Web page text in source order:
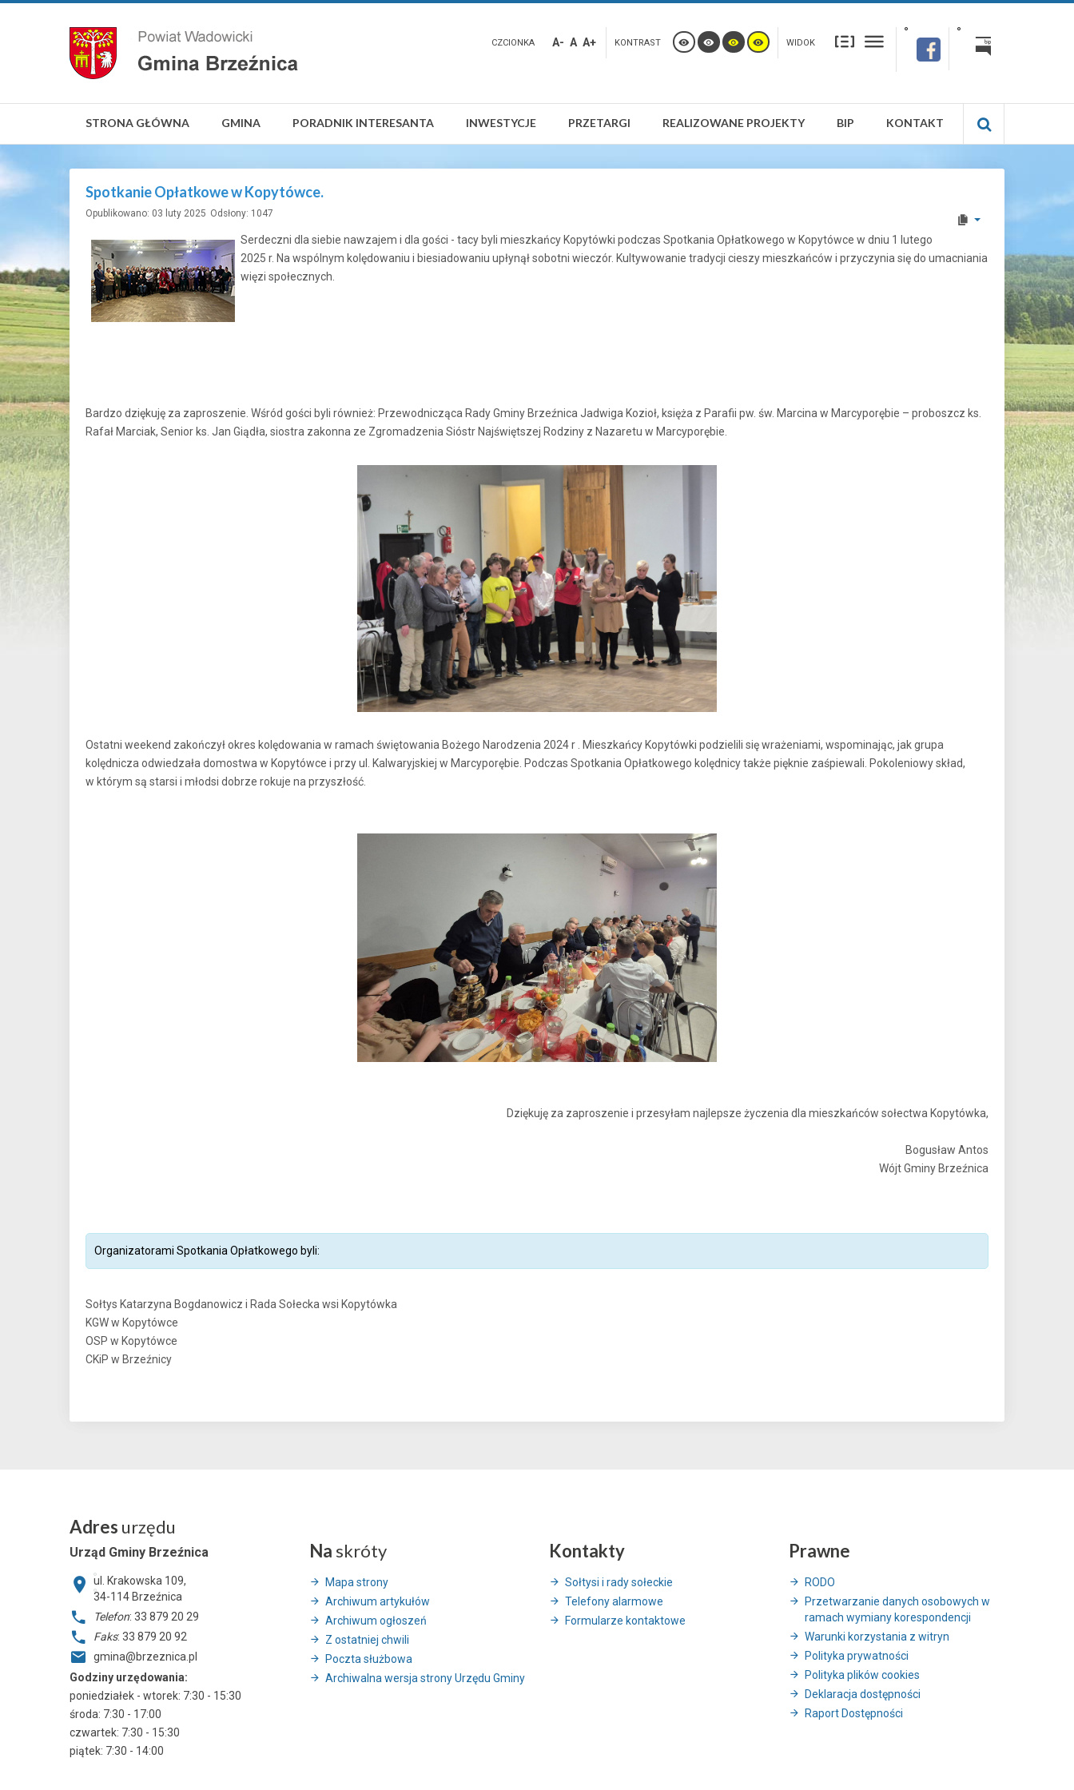
CZCIONKA A- A A+ KONTRAST WIDOK
STRONA GŁÓWNA GMINA PORADNIK INTERESANTA INWESTYCJE PRZETARGI REALIZOWANE PROJEKTY BIP KONTAKT
Spotkanie Opłatkowe w Kopytówce.
Opublikowano: 03 luty 2025 Odsłony: 1047
Serdeczni dla siebie nawzajem i dla gości - tacy byli mieszkańcy Kopytówki podczas Spotkania Opłatkowego w Kopytówce w dniu 1 lutego
2025 r. Na wspólnym kolędowaniu i biesiadowaniu upłynął sobotni wieczór. Kultywowanie tradycji cieszy mieszkańców i przyczynia się do umacniania
więzi społecznych.
Bardzo dziękuję za zaproszenie. Wśród gości byli również: Przewodnicząca Rady Gminy Brzeźnica Jadwiga Kozioł, księża z Parafii pw. św. Marcina w Marcyporębie – proboszcz ks.
Rafał Marciak, Senior ks. Jan Giądła, siostra zakonna ze Zgromadzenia Sióstr Najświętszej Rodziny z Nazaretu w Marcyporębie.
Ostatni weekend zakończył okres kolędowania w ramach świętowania Bożego Narodzenia 2024 r . Mieszkańcy Kopytówki podzielili się wrażeniami, wspominając, jak grupa
kolędnicza odwiedzała domostwa w Kopytówce i przy ul. Kalwaryjskiej w Marcyporębie. Podczas Spotkania Opłatkowego kolędnicy także pięknie zaśpiewali. Pokoleniowy skład,
w którym są starsi i młodsi dobrze rokuje na przyszłość.
Dziękuję za zaproszenie i przesyłam najlepsze życzenia dla mieszkańców sołectwa Kopytówka,
Bogusław Antos
Wójt Gminy Brzeźnica
Organizatorami Spotkania Opłatkowego byli:
Sołtys Katarzyna Bogdanowicz i Rada Sołecka wsi Kopytówka
KGW w Kopytówce
OSP w Kopytówce
CKiP w Brzeźnicy
Adres urzędu
Urząd Gminy Brzeźnica
ul. Krakowska 109,
34-114 Brzeźnica
Telefon: 33 879 20 29
Faks: 33 879 20 92
gmina@brzeznica.pl
Godziny urzędowania:
poniedziałek - wtorek: 7:30 - 15:30
środa: 7:30 - 17:00
czwartek: 7:30 - 15:30
piątek: 7:30 - 14:00
Na skróty
Mapa strony
Archiwum artykułów
Archiwum ogłoszeń
Z ostatniej chwili
Poczta służbowa
Archiwalna wersja strony Urzędu Gminy
Kontakty
Sołtysi i rady sołeckie
Telefony alarmowe
Formularze kontaktowe
Prawne
RODO
Przetwarzanie danych osobowych w
ramach wymiany korespondencji
Warunki korzystania z witryn
Polityka prywatności
Polityka plików cookies
Deklaracja dostępności
Raport Dostępności